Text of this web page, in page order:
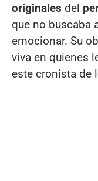
originales del
que no buscaba
emocionar. Su
viva en quienes
este cronista de